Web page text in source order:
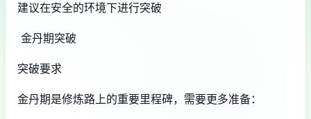
建议在安全的环境下进行突破
金丹期突破
突破要求
金丹期是修炼路上的重要里程碑，需要更多准备：